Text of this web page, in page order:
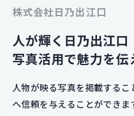
株式会社日乃出江口
人が輝く日乃出江口
写真活用で魅力を伝
人物が映る写真を掲載する
へ信頼を与えることができ